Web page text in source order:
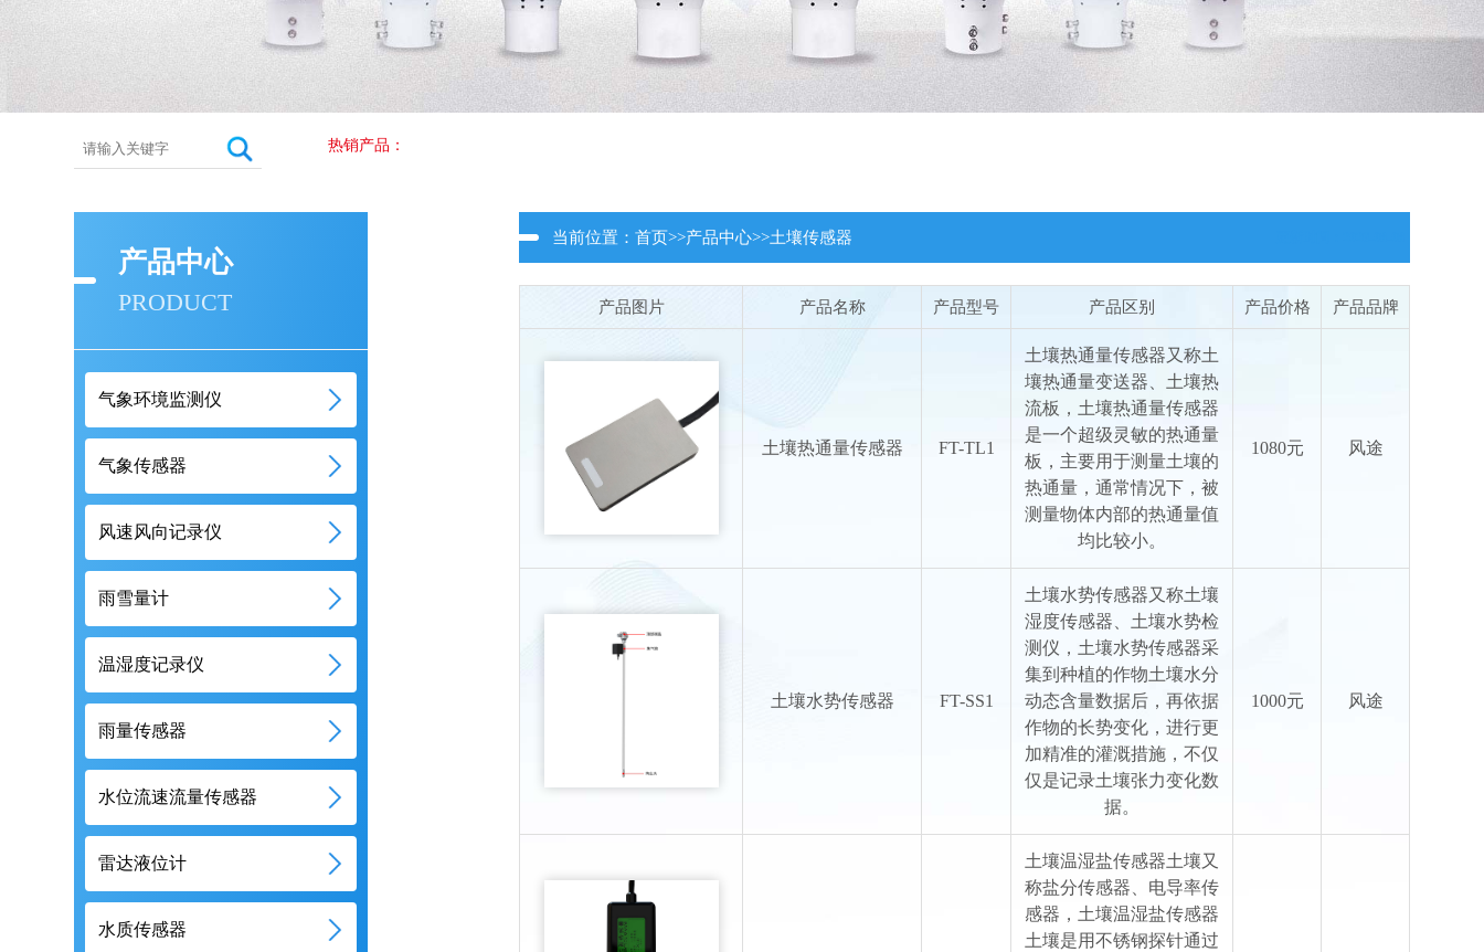
热销产品：
产品中心
PRODUCT
气象环境监测仪
气象传感器
风速风向记录仪
雨雪量计
温湿度记录仪
雨量传感器
水位流速流量传感器
雷达液位计
水质传感器
当前位置：首页>>产品中心>>土壤传感器
产品图片 产品名称 产品型号 产品区别 产品价格 产品品牌
土壤热通量传感器 FT-TL1
土壤热通量传感器又称土
壤热通量变送器、土壤热
流板，土壤热通量传感器
是一个超级灵敏的热通量
板，主要用于测量土壤的
热通量，通常情况下，被
测量物体内部的热通量值
均比较小。
1080元 风途
土壤水势传感器 FT-SS1
土壤水势传感器又称土壤
湿度传感器、土壤水势检
测仪，土壤水势传感器采
集到种植的作物土壤水分
动态含量数据后，再依据
作物的长势变化，进行更
加精准的灌溉措施，不仅
仅是记录土壤张力变化数
据。
1000元 风途
土壤温湿盐传感器土壤又
称盐分传感器、电导率传
感器，土壤温湿盐传感器
土壤是用不锈钢探针通过